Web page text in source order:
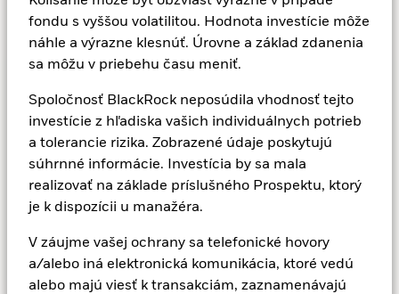
fondu s vyššou volatilitou. Hodnota investície môže
náhle a výrazne klesnúť. Úrovne a základ zdanenia
sa môžu v priebehu času meniť.
Spoločnosť BlackRock neposúdila vhodnosť tejto
investície z hľadiska vašich individuálnych potrieb
a tolerancie rizika. Zobrazené údaje poskytujú
súhrnné informácie. Investícia by sa mala
realizovať na základe príslušného Prospektu, ktorý
je k dispozícii u manažéra.
V záujme vašej ochrany sa telefonické hovory
a/alebo iná elektronická komunikácia, ktoré vedú
alebo majú viesť k transakciám, zaznamenávajú
Kariéra
Kontaktujte nás
BlackRock v Európe